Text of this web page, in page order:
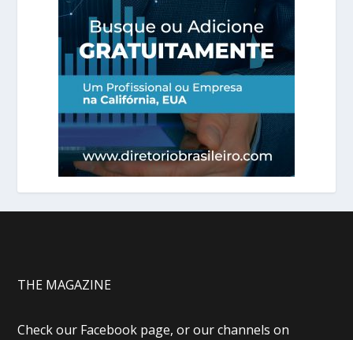
THE MAGAZINE
Check our Facebook page, or our channels on